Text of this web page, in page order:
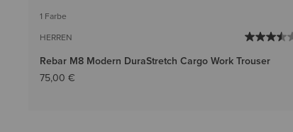
1 Farbe
HERREN
Rebar M8 Modern DuraStretch Cargo Work Trouser
75,00 €